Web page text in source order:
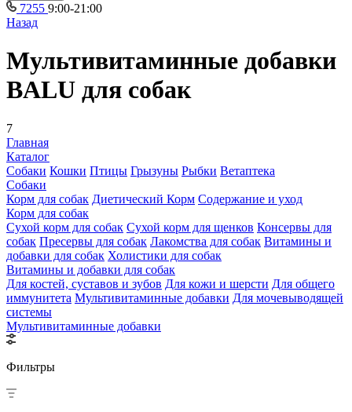
7255 9:00-21:00
Назад
Мультивитаминные добавки
BALU для собак
7
Главная
Каталог
Собаки Кошки Птицы Грызуны Рыбки Ветаптека
Собаки
Корм для собак Диетический Корм Содержание и уход
Корм для собак
Сухой корм для собак Сухой корм для щенков Консервы для
собак Пресервы для собак Лакомства для собак Витамины и
добавки для собак Холистики для собак
Витамины и добавки для собак
Для костей, суставов и зубов Для кожи и шерсти Для общего
иммунитета Мультивитаминные добавки Для мочевыводящей
системы
Мультивитаминные добавки
Фильтры